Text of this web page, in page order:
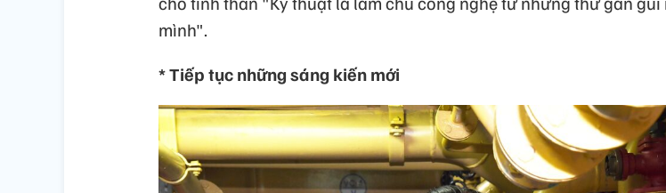
mình".
* Tiếp tục những sáng kiến mới